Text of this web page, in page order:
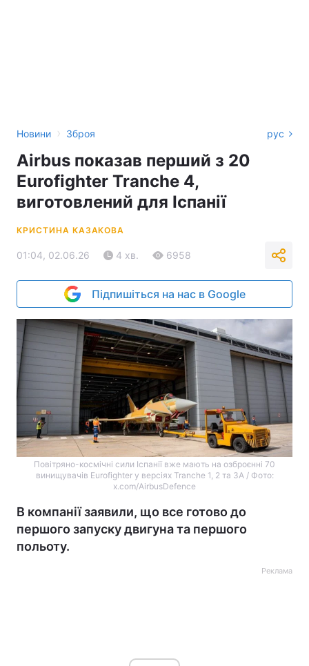
Новини › Зброя рус
Airbus показав перший з 20
Eurofighter Tranche 4,
виготовлений для Іспанії
КРИСТИНА КАЗАКОВА
01:04, 02.06.26 4 хв. 6958
Підпишіться на нас в Google
Повітряно-космічні сили Іспанії вже мають на озброєнні 70
винищувачів Eurofighter у версіях Tranche 1, 2 та 3A / Фото:
x.com/AirbusDefence
В компанії заявили, що все готово до
першого запуску двигуна та першого
польоту.
Реклама